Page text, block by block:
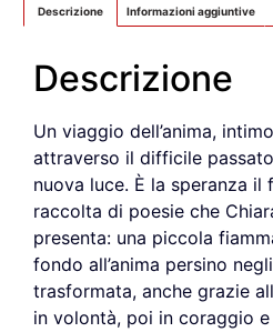
Descrizione Informazioni aggiuntive
Descrizione
Un viaggio dell’anima,
attraverso il difficile
nuova luce. È la speranza
raccolta di poesie che
presenta: una piccola
fondo all’anima persino
trasformata, anche grazie
in volontà, poi in coraggio